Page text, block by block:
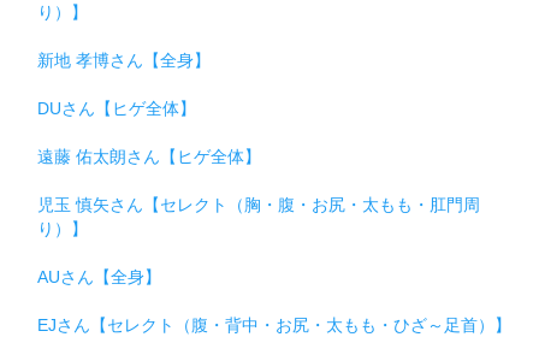
り）】
新地 孝博さん【全身】
DUさん【ヒゲ全体】
遠藤 佑太朗さん【ヒゲ全体】
児玉 慎矢さん【セレクト（胸・腹・お尻・太もも・肛門周
り）】
AUさん【全身】
EJさん【セレクト（腹・背中・お尻・太もも・ひざ～足首）】